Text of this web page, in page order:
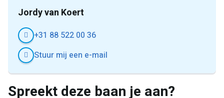
Jordy van Koert
+31 88 522 00 36
Stuur mij een e-mail
Spreekt deze baan je aan?